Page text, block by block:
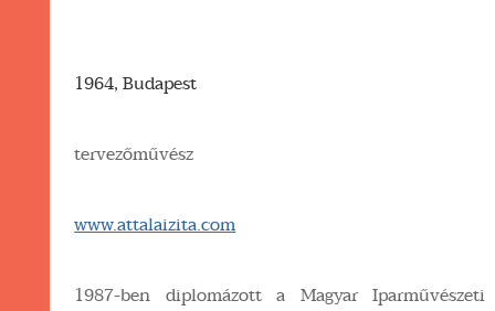
1964, Budapest
tervezőművész
www.attalaizita.com
1987-ben diplomázott a Magyar Iparművészeti